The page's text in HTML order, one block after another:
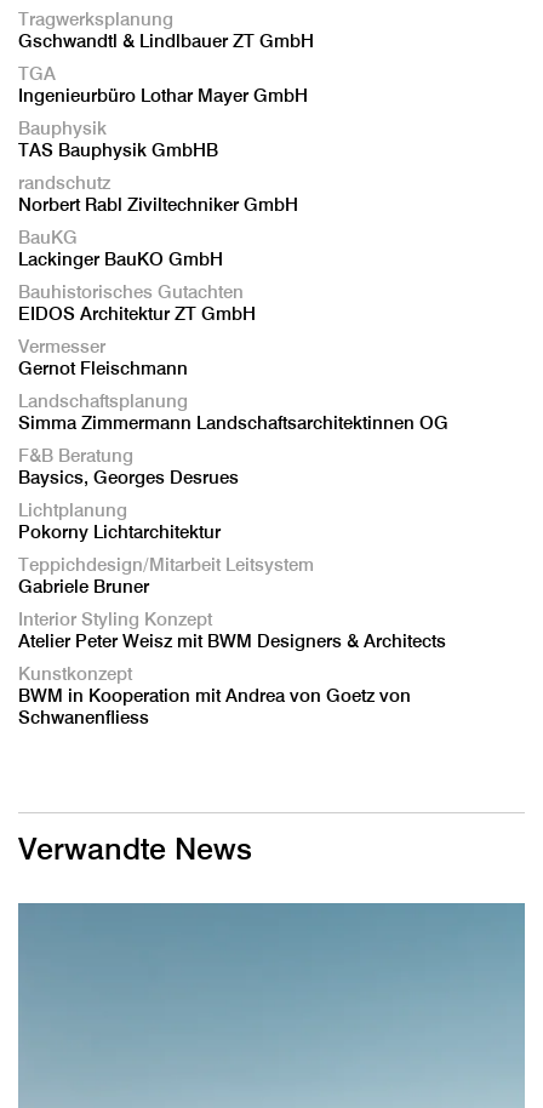
Tragwerksplanung
Gschwandtl & Lindlbauer ZT GmbH
TGA
Ingenieurbüro Lothar Mayer GmbH
Bauphysik
TAS Bauphysik GmbHB
randschutz
Norbert Rabl Ziviltechniker GmbH
BauKG
Lackinger BauKO GmbH
Bauhistorisches Gutachten
EIDOS Architektur ZT GmbH
Vermesser
Gernot Fleischmann
Landschaftsplanung
Simma Zimmermann Landschaftsarchitektinnen OG
F&B Beratung
Baysics, Georges Desrues
Lichtplanung
Pokorny Lichtarchitektur
Teppichdesign/Mitarbeit Leitsystem
Gabriele Bruner
Interior Styling Konzept
Atelier Peter Weisz mit BWM Designers & Architects
Kunstkonzept
BWM in Kooperation mit Andrea von Goetz von
Schwanenfliess
Verwandte News